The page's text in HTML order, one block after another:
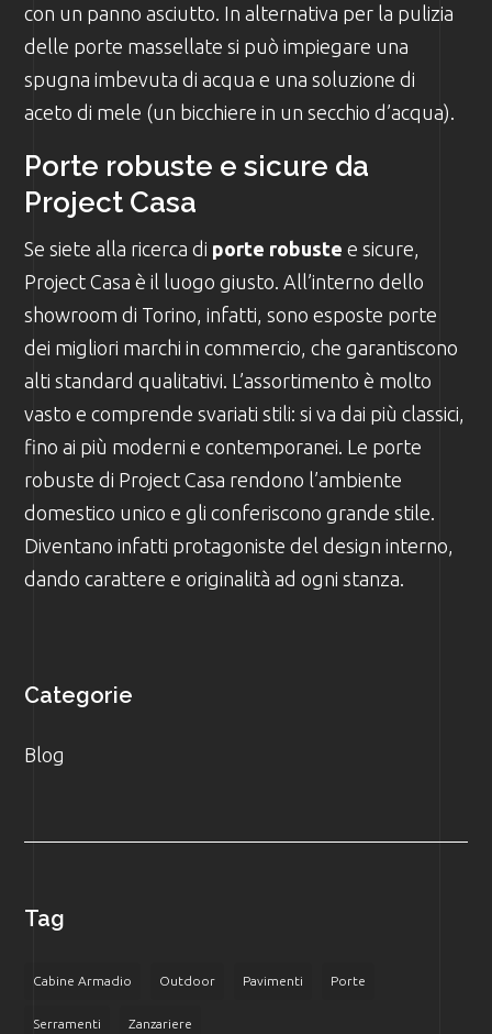
con un panno asciutto. In alternativa per la pulizia
delle porte massellate si può impiegare una
spugna imbevuta di acqua e una soluzione di
aceto di mele (un bicchiere in un secchio d’acqua).
Porte robuste e sicure da
Project Casa
Se siete alla ricerca di porte robuste e sicure,
Project Casa è il luogo giusto. All’interno dello
showroom di Torino, infatti, sono esposte porte
dei migliori marchi in commercio, che garantiscono
alti standard qualitativi. L’assortimento è molto
vasto e comprende svariati stili: si va dai più classici,
fino ai più moderni e contemporanei. Le porte
robuste di Project Casa rendono l’ambiente
domestico unico e gli conferiscono grande stile.
Diventano infatti protagoniste del design interno,
dando carattere e originalità ad ogni stanza.
Categorie
Blog
Tag
Cabine Armadio Outdoor Pavimenti Porte
Serramenti Zanzariere